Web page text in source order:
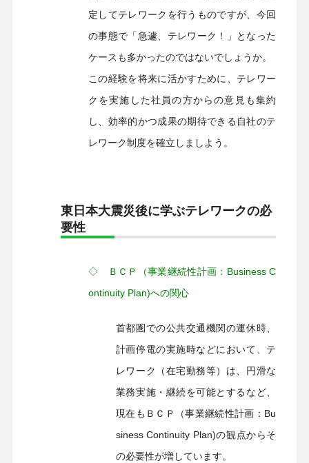
定してテレワークを行うものですが、今回
の事態で「急遽、テレワーク！」となった
ケースも多かったのではないでしょうか。
この経験を将来に活かすために、テレワー
クを実施した社員の方からの意見も集約
し、効率的かつ成果の期待できる自社のテ
レワーク制度を確立しましよう。
東日本大震災後に学ぶテレワークの必
要性
◇ ＢＣＰ（事業継続性計画：Business C
ontinuity Plan)への関心
首都圏での公共交通機関の運休時、
計画停電の実施時などにおいて、テ
レワーク（在宅勤務等）は、円滑な
業務実施・継続を可能とするなど、
現在もＢＣＰ（事業継続性計画：Bu
siness Continuity Plan)の観点からそ
の必要性が増しています。